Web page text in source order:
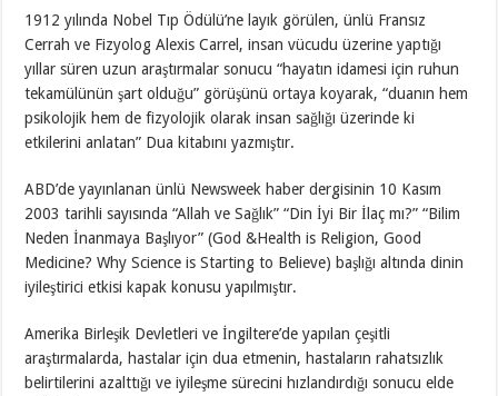
1912 yılında Nobel Tıp Ödülü’ne layık görülen, ünlü Fransız
Cerrah ve Fizyolog Alexis Carrel, insan vücudu üzerine yaptığı
yıllar süren uzun araştırmalar sonucu “hayatın idamesi için ruhun
tekamülünün şart olduğu” görüşünü ortaya koyarak, “duanın hem
psikolojik hem de fizyolojik olarak insan sağlığı üzerinde ki
etkilerini anlatan” Dua kitabını yazmıştır.
ABD’de yayınlanan ünlü Newsweek haber dergisinin 10 Kasım
2003 tarihli sayısında “Allah ve Sağlık” “Din İyi Bir İlaç mı?” “Bilim
Neden İnanmaya Başlıyor” (God &Health is Religion, Good
Medicine? Why Science is Starting to Believe) başlığı altında dinin
iyileştirici etkisi kapak konusu yapılmıştır.
Amerika Birleşik Devletleri ve İngiltere’de yapılan çeşitli
araştırmalarda, hastalar için dua etmenin, hastaların rahatsızlık
belirtilerini azalttığı ve iyileşme sürecini hızlandırdığı sonucu elde